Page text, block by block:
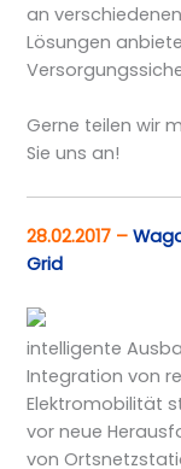
an
Lösungen
Gerne teilen wir
Sie uns an!
28.02.2017 –
Grid
intelligente
Integration von
Elektromobilität
vor neue
von